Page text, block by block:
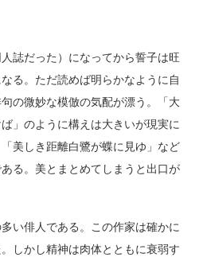
誌だった）になってから誓子は旺
る。ただ読めば明らかなように自
の微妙な模倣の気配が漂う。「大
」のように構えは大きいが現実に
美しき距離白鷺が蝶に見ゆ」など
る。美とまとめてしまうと出口が
い俳人である。この作家は確かに
しかし精神は肉体とともに衰弱す